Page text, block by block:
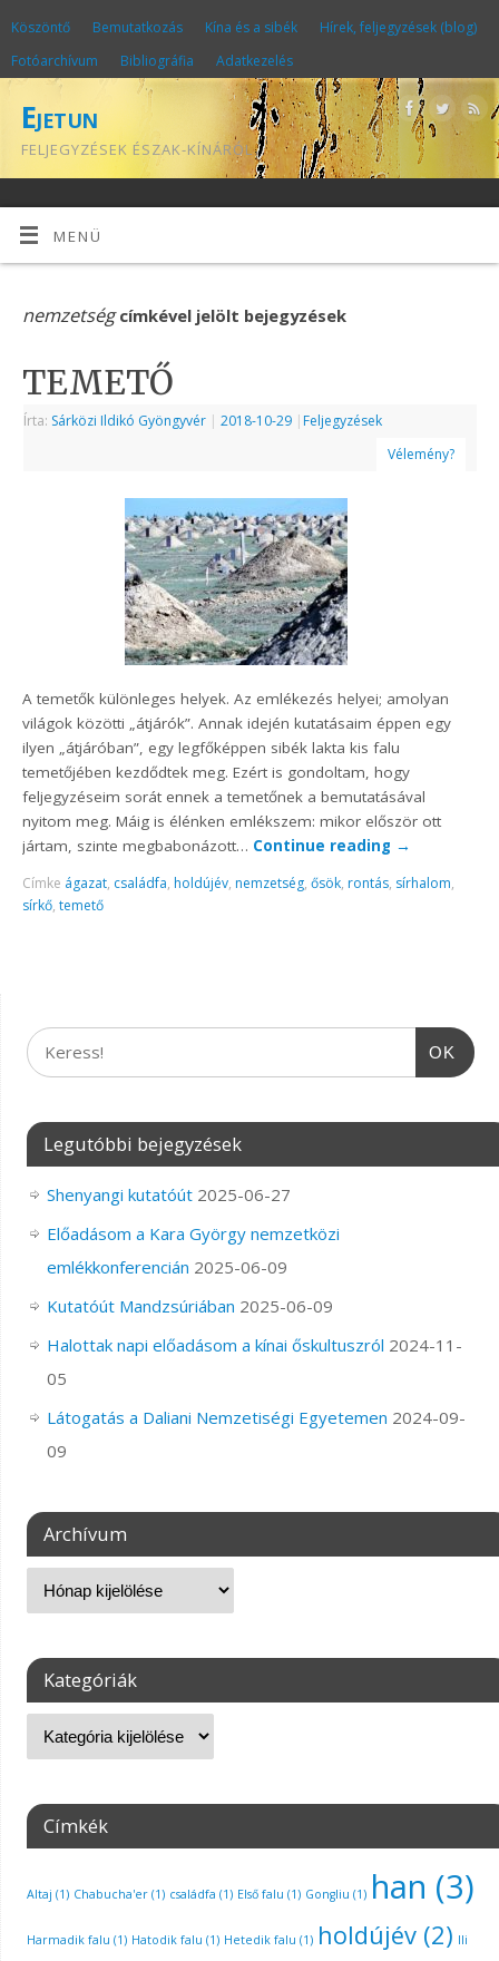
Köszöntő Bemutatkozás Kína és a sibék
Hírek, feljegyzések (blog)
Fotóarchívum
Bibliográfia Adatkezelés
Ejetun
FELJEGYZÉSEK ÉSZAK-KÍNÁRÓL
MENÜ
nemzetségcímkével jelölt bejegyzések
TEMETŐ
Írta: Sárközi Ildikó Gyöngyvér | 2018-10-29 | Feljegyzések
Vélemény?
A temetők különleges helyek. Az emlékezés helyei; amolyan
világok közötti „átjárók”. Annak idején kutatásaim éppen egy
ilyen „átjáróban”, egy legfőképpen sibék lakta kis falu
temetőjében kezdődtek meg. Ezért is gondoltam, hogy
feljegyzéseim sorát ennek a temetőnek a bemutatásával
nyitom meg. Máig is élénken emlékszem: mikor először ott
jártam, szinte megbabonázott… Continue reading →
Címke ágazat, családfa, holdújév, nemzetség,ősök, rontás, sírhalom,
sírkő,temető
OK
Legutóbbi bejegyzések
Shenyangi kutatóút 2025-06-27
Előadásom a Kara György nemzetközi
emlékkonferencián 2025-06-09
Kutatóút Mandzsúriában 2025-06-09
Halottak napi előadásom a kínai őskultuszról 2024-11-
05
Látogatás a Daliani Nemzetiségi Egyetemen 2024-09-
09
Archívum
Kategóriák
Címkék
Altaj (1) Chabucha'er(1) családfa (1) Első falu (1) Gongliu (1) han (3)
Harmadik falu (1) Hatodik falu (1) Hetedik falu (1) holdújév(2) Ili